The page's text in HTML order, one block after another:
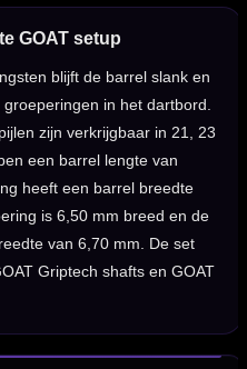
GOAT setup
blijft de barrel slank en
in het dartbord.
zijn verkrijgbaar in 21, 23
een barrel lengte van
heeft een barrel breedte
is 6,50 mm breed en de
van 6,70 mm. De set
Griptech shafts en GOAT